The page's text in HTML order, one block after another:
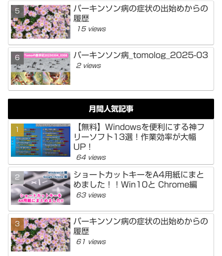
パーキンソン病の症状の出始めからの
履歴
15 views
パーキンソン病_tomolog_2025-03
2 views
月間人気記事
【無料】Windowsを便利にする神フ
リーソフト13選！作業効率が大幅
UP！
64 views
ショートカットキーをA4用紙にまと
めました！！Win10と Chrome編
63 views
パーキンソン病の症状の出始めからの
履歴
61 views